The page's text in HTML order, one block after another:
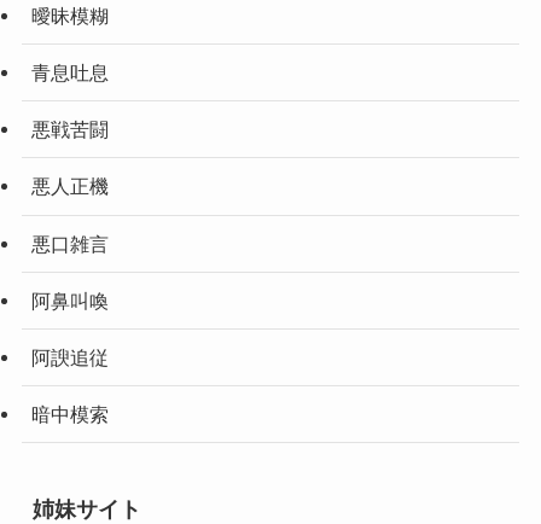
曖昧模糊
青息吐息
悪戦苦闘
悪人正機
悪口雑言
阿鼻叫喚
阿諛追従
暗中模索
姉妹サイト